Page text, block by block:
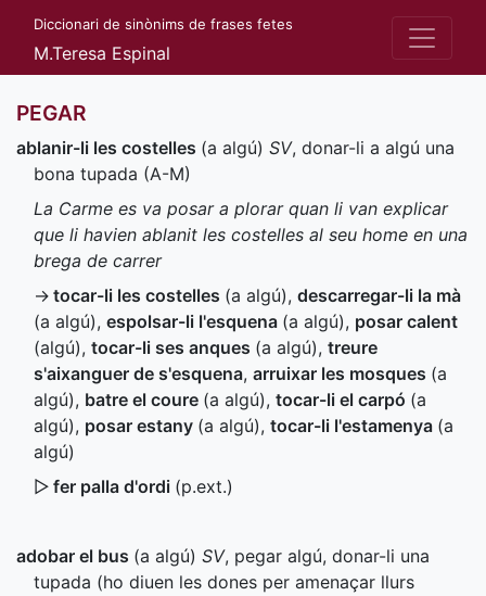
Diccionari de sinònims de frases fetes
M.Teresa Espinal
PEGAR
ablanir-li les costelles (a algú) SV, donar-li a algú una
bona tupada (A-M)
La Carme es va posar a plorar quan li van explicar
que li havien ablanit les costelles al seu home en una
brega de carrer
→ tocar-li les costelles (a algú), descarregar-li la mà
(a algú), espolsar-li l'esquena (a algú), posar calent
(algú), tocar-li ses anques (a algú), treure
s'aixanguer de s'esquena, arruixar les mosques (a
algú), batre el coure (a algú), tocar-li el carpó (a
algú), posar estany (a algú), tocar-li l'estamenya (a
algú)
▷ fer palla d'ordi (p.ext.)
adobar el bus (a algú) SV, pegar algú, donar-li una
tupada (ho diuen les dones per amenaçar llurs